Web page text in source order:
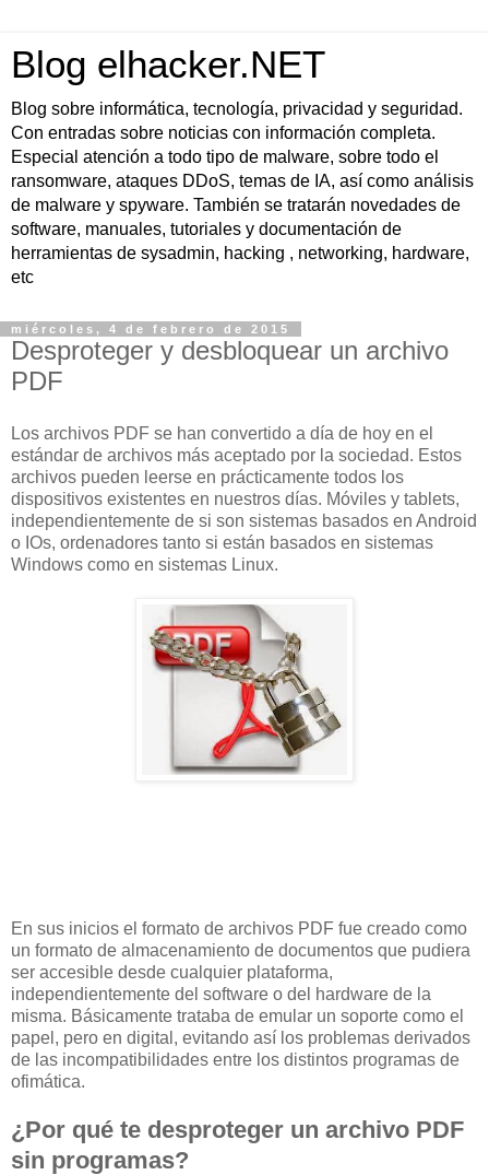
Blog elhacker.NET
Blog sobre informática, tecnología, privacidad y seguridad.
Con entradas sobre noticias con información completa.
Especial atención a todo tipo de malware, sobre todo el
ransomware, ataques DDoS, temas de IA, así como análisis
de malware y spyware. También se tratarán novedades de
software, manuales, tutoriales y documentación de
herramientas de sysadmin, hacking , networking, hardware,
etc
miércoles, 4 de febrero de 2015
Desproteger y desbloquear un archivo
PDF
Los archivos PDF se han convertido a día de hoy en el
estándar de archivos más aceptado por la sociedad. Estos
archivos pueden leerse en prácticamente todos los
dispositivos existentes en nuestros días. Móviles y tablets,
independientemente de si son sistemas basados en Android
o IOs, ordenadores tanto si están basados en sistemas
Windows como en sistemas Linux.
En sus inicios el formato de archivos PDF fue creado como
un formato de almacenamiento de documentos que pudiera
ser accesible desde cualquier plataforma,
independientemente del software o del hardware de la
misma. Básicamente trataba de emular un soporte como el
papel, pero en digital, evitando así los problemas derivados
de las incompatibilidades entre los distintos programas de
ofimática.
¿Por qué te desproteger un archivo PDF
sin programas?